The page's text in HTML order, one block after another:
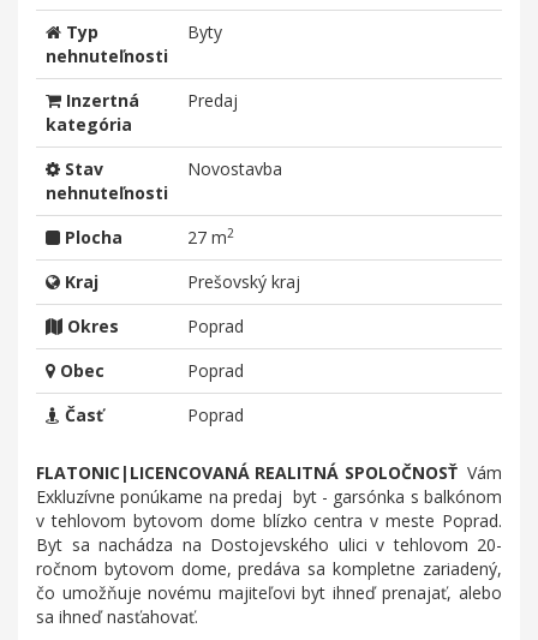
Typ
nehnuteľnosti
Byty
Inzertná
kategória
Predaj
Stav
nehnuteľnosti
Novostavba
Plocha 27 m2
Kraj
Prešovský kraj
Okres
Poprad
Obec
Poprad
Časť
Poprad
FLATONIC|LICENCOVANÁ REALITNÁ SPOLOČNOSŤ Vám
Exkluzívne ponúkame na predaj byt - garsónka s balkónom
v tehlovom bytovom dome blízko centra v meste Poprad.
Byt sa nachádza na Dostojevského ulici v tehlovom 20-
ročnom bytovom dome, predáva sa kompletne zariadený,
čo umožňuje novému majiteľovi byt ihneď prenajať, alebo
sa ihneď nasťahovať.